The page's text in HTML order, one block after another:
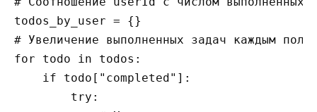
todos_by_user = {}
# Увеличение выполненных задач каждым
for todo in todos:
if todo["completed"]:
try: